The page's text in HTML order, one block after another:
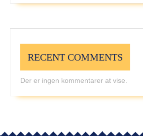
RECENT COMMENTS
Der er ingen kommentarer at vise.